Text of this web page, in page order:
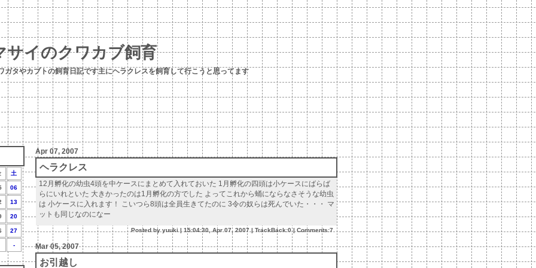
サイのクワカブ飼育
ガタやカブトの飼育日記です主にヘラクレスを飼育して行こうと思ってます
土
06
13
20
27
-
Apr 07, 2007
ヘラクレス
12月孵化の幼虫4頭を中ケースにまとめて入れておいた 1月孵化の四頭は小ケースにばらば
らにいれといた 大きかったのは1月孵化の方でした よってこれから蛹にならなさそうな幼虫
は 小ケースに入れます！ こいつら8頭は全員生きてたのに 3令の奴らは死んでいた・・・ マ
ットも同じなのになー
Posted by yuuki | 15:04:30, Apr 07, 2007 | TrackBack:0| Comments:7
Mar 05, 2007
お引越し